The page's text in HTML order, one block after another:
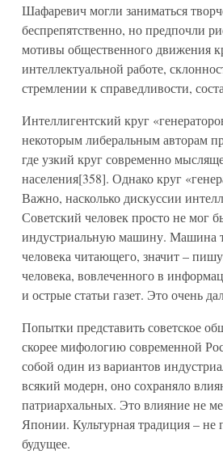
Шафаревич могли заниматься
беспрепятственно, но предпочли
мотивы общественного движения
интеллектуальной работе,
стремлении к справедливости,
Интеллигентский круг
некоторым либеральным авторам
где узкий круг современно
населения[358]. Однако круг
Важно, насколько дискуссии
Советский человек просто не мог
индустриальную машину. Машина
человека читающего, значит –
человека, вовлеченного в
и острые статьи газет. Это очень
Попытки представить советское
скорее мифологию современной
собой один из вариантов
всякий модерн, оно сохраняло
патриархальных. Это влияние не
Японии. Культурная традиция – не
будущее.